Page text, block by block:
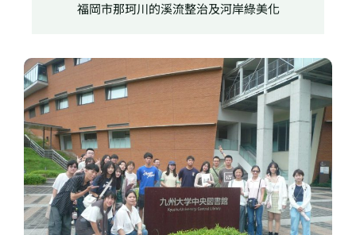
福岡市那珂川的溪流整治及河岸綠美化